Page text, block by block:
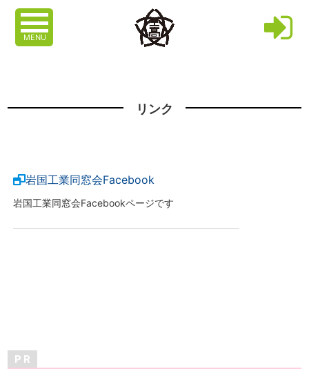
MENU
リンク
岩国工業同窓会Facebook
岩国工業同窓会Facebookページです
P R